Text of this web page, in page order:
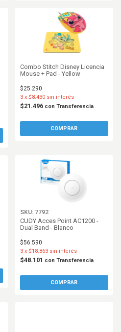
Combo Stitch Disney Licencia
Mouse + Pad - Yellow
$25.290
$21.496 con Transferencia
3 x $8.430 sin interés
SKU: 7792
CUDY Acces Point AC1200 -
Dual Band - Blanco
$56.590
$48.101 con Transferencia
3 x $18.863 sin interés